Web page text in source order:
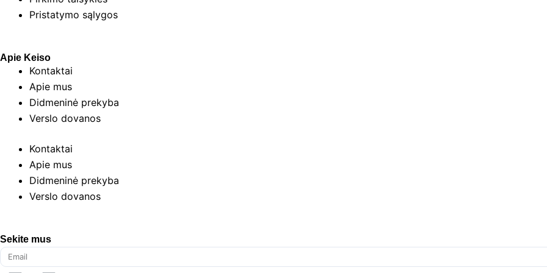
Pristatymo sąlygos
Apie Keiso
Kontaktai
Apie mus
Didmeninė prekyba
Verslo dovanos
Kontaktai
Apie mus
Didmeninė prekyba
Verslo dovanos
Sekite mus
Email